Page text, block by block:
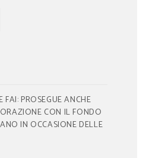
FAI: PROSEGUE ANCHE
CON IL FONDO
IN OCCASIONE DELLE